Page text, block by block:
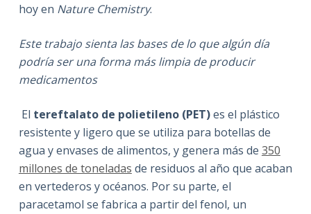
hoy en Nature Chemistry.
Este trabajo sienta las bases de lo que algún día
podría ser una forma más limpia de producir
medicamentos
El tereftalato de polietileno (PET)es el plástico
resistente y ligero que se utiliza para botellas de
agua y envases de alimentos, y genera más de 350
millones de toneladas de residuos al año que acaban
en vertederos y océanos. Por su parte, el
paracetamol se fabrica a partir del fenol, un